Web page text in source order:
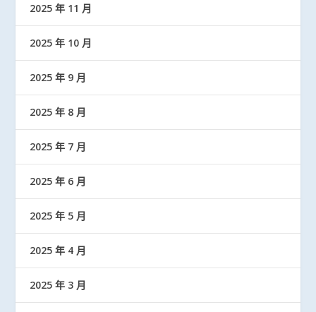
2025 年 11 月
2025 年 10 月
2025 年 9 月
2025 年 8 月
2025 年 7 月
2025 年 6 月
2025 年 5 月
2025 年 4 月
2025 年 3 月